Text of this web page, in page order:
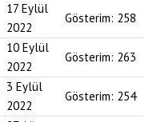
17 Eylül
2022
Gösterim: 258
10 Eylül
2022
Gösterim: 263
3 Eylül
2022
Gösterim: 254